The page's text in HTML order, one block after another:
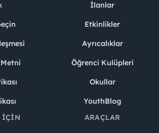
İlanlar
Etkinlikler
Ayrıcalıklar
Öğrenci Kulüpleri
Okullar
YouthBlog
İÇIN
ARAÇLAR